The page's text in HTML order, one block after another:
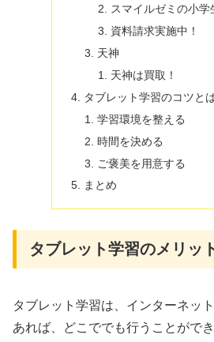
スマイルゼミの小学
資料請求実施中！
天神
天神は買取！
タブレット学習のコツと
学習環境を整える
時間を決める
ご褒美を用意する
まとめ
タブレット学習のメリッ
タブレット学習は、インターネッ
あれば、どこででも行うことがで